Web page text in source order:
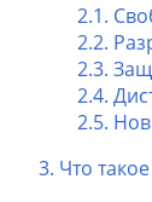
2.1.
2.2.
2.3.
2.4.
2.5.
3. Что